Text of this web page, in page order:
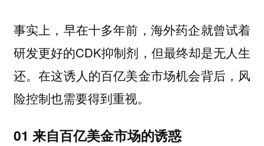
事实上，早在十多年前，海外药企就曾试着
研发更好的CDK抑制剂，但最终却是无人生
还。在这诱人的百亿美金市场机会背后，风
险控制也需要得到重视。
01 来自百亿美金市场的诱惑